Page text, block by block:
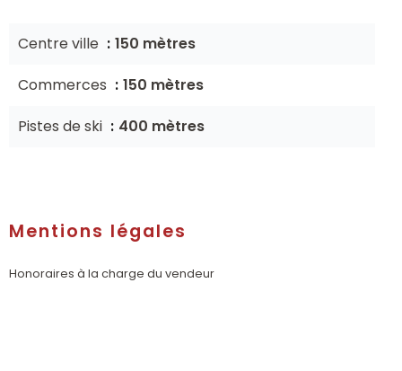
Centre ville
150 mètres
Commerces
150 mètres
Pistes de ski
400 mètres
Mentions légales
Honoraires à la charge du vendeur